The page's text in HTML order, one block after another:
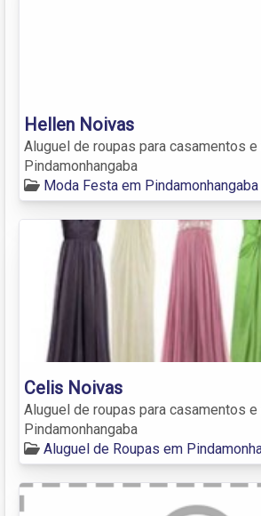
Hellen Noivas
Aluguel de roupas para casamentos
Pindamonhangaba
Moda Festa em Pindamonhangaba
Celis Noivas
Aluguel de roupas para casamentos
Pindamonhangaba
Aluguel de Roupas em